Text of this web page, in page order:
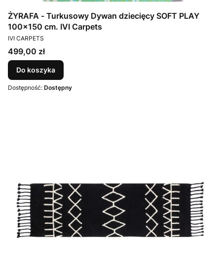
ŻYRAFA - Turkusowy Dywan dziecięcy SOFT PLAY
100x150 cm. IVI Carpets
PRODUCENT
IVI CARPETS
Cena
499,00 zł
Do koszyka
Dostępność: Dostępny